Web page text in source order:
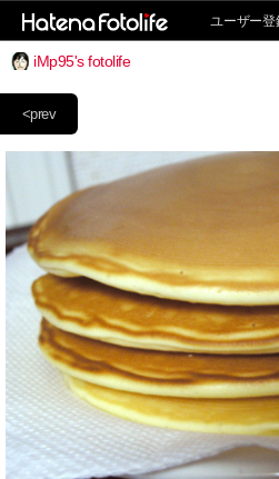
ユーザー登
iMp95's fotolife
<prev